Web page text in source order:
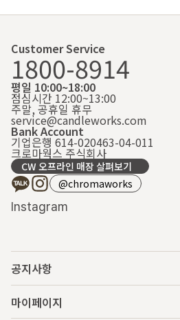
Customer Service
1800-8914
평일 10:00~18:00
점심시간 12:00~13:00
주말, 공휴일 휴무
service@candleworks.com
Bank Account
기업은행 614-020463-04-011
크로마웍스 주식회사
CW 오프라인 매장 살펴보기
@chromaworks
Instagram
공지사항
마이페이지